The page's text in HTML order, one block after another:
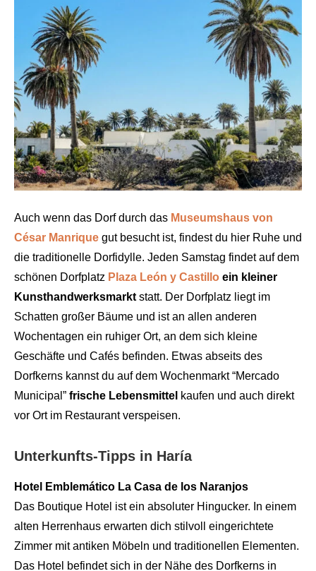
Auch wenn das Dorf durch das Museumshaus von
César Manrique gut besucht ist, findest du hier Ruhe und
die traditionelle Dorfidylle. Jeden Samstag findet auf dem
schönen Dorfplatz Plaza León y Castillo ein kleiner
Kunsthandwerksmarkt statt. Der Dorfplatz liegt im
Schatten großer Bäume und ist an allen anderen
Wochentagen ein ruhiger Ort, an dem sich kleine
Geschäfte und Cafés befinden. Etwas abseits des
Dorfkerns kannst du auf dem Wochenmarkt “Mercado
Municipal” frische Lebensmittel kaufen und auch direkt
vor Ort im Restaurant verspeisen.
Unterkunfts-Tipps in Haría
Hotel Emblemático La Casa de los Naranjos
Das Boutique Hotel ist ein absoluter Hingucker. In einem
alten Herrenhaus erwarten dich stilvoll eingerichtete
Zimmer mit antiken Möbeln und traditionellen Elementen.
Das Hotel befindet sich in der Nähe des Dorfkerns in